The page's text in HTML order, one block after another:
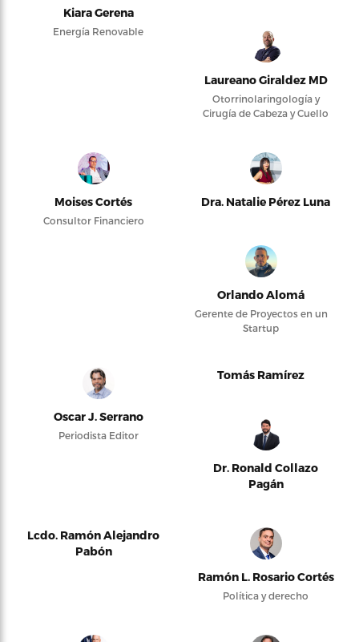
Kiara Gerena
Energía Renovable
Laureano Giraldez MD
Otorrinolaringología y
Cirugía de Cabeza y Cuello
Moises Cortés
Consultor Financiero
Dra. Natalie Pérez Luna
Orlando Alomá
Gerente de Proyectos en un
Startup
Oscar J. Serrano
Periodista Editor
Tomás Ramírez
Dr. Ronald Collazo
Pagán
Lcdo. Ramón Alejandro
Pabón
Ramón L. Rosario Cortés
Política y derecho